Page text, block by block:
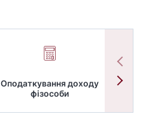
Оподаткування доходу
фізособи